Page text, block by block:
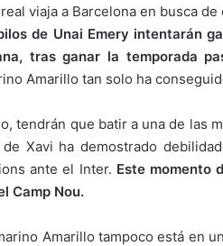
viaja a Barcelona en busca
de Unai Emery intentarán
tras ganar la temporada
Amarillo tan solo ha
tendrán que batir a una de las
Xavi ha demostrado
ante el Inter. Este momento
Camp Nou.
Amarillo tampoco está en